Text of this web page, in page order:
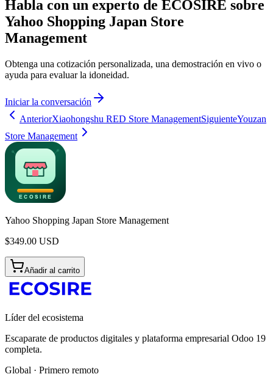
Habla con un experto de ECOSIRE sobre
Yahoo Shopping Japan Store
Management
Obtenga una cotización personalizada, una demostración en vivo o
ayuda para evaluar la idoneidad.
Iniciar la conversación
AnteriorXiaohongshu RED Store ManagementSiguienteYouzan
Store Management
Yahoo Shopping Japan Store Management
$349.00 USD
Añadir al carrito
Líder del ecosistema
Escaparate de productos digitales y plataforma empresarial Odoo 19
completa.
Global · Primero remoto